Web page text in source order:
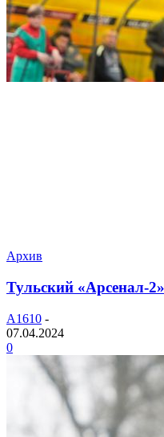
Архив
Тульский «Арсенал-
A1610 -
07.04.2024
0